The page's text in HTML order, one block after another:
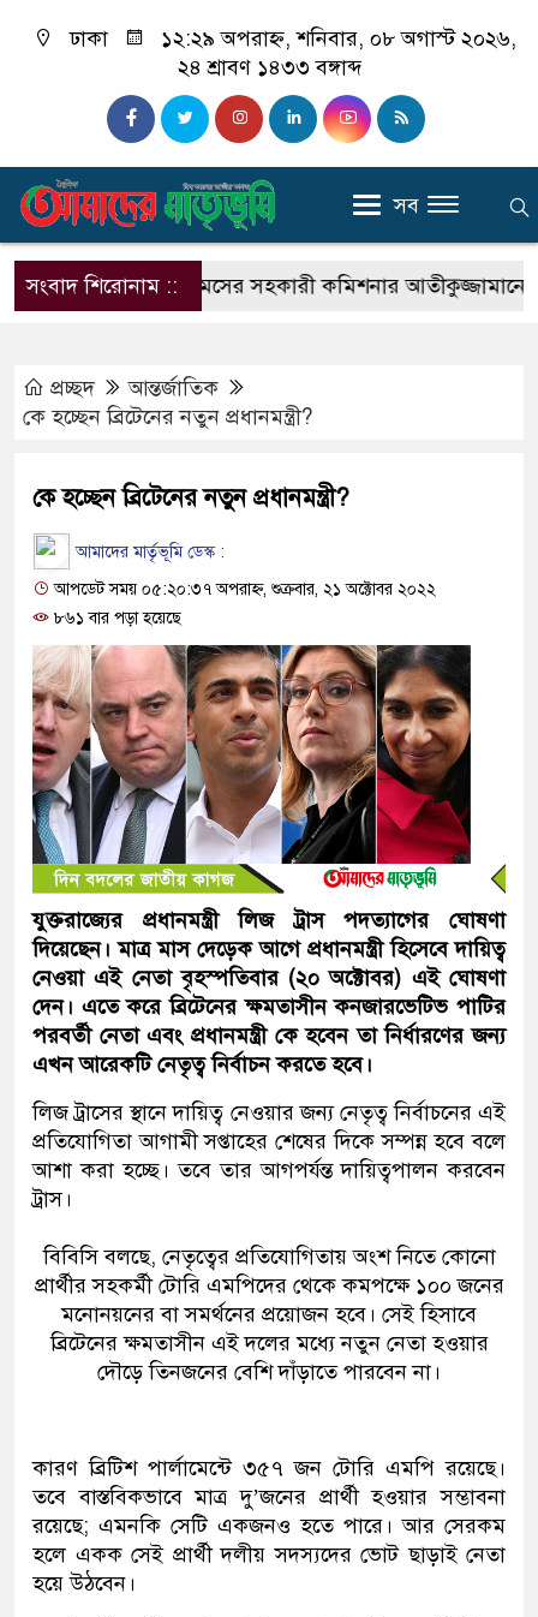
ঢাকা
১২:২৯ অপরাহ্ন, শনিবার, ০৮ অগাস্ট ২০২৬,
২৪ শ্রাবণ ১৪৩৩ বঙ্গাব্দ
সব
সংবাদ শিরোনাম ::
কাস্টমসের সহকারী কমিশনার আতীকুজ্জামানের নামে-
প্রচ্ছদ
আন্তর্জাতিক
কে হচ্ছেন ব্রিটেনের নতুন প্রধানমন্ত্রী?
কে হচ্ছেন ব্রিটেনের নতুন প্রধানমন্ত্রী?
আমাদের মার্তৃভূমি ডেস্ক :
আপডেট সময় ০৫:২০:৩৭ অপরাহ্ন, শুক্রবার, ২১ অক্টোবর ২০২২
৮৬১ বার পড়া হয়েছে
যুক্তরাজ্যের প্রধানমন্ত্রী লিজ ট্রাস পদত্যাগের ঘোষণা
দিয়েছেন। মাত্র মাস দেড়েক আগে প্রধানমন্ত্রী হিসেবে দায়িত্ব
নেওয়া এই নেতা বৃহস্পতিবার (২০ অক্টোবর) এই ঘোষণা
দেন। এতে করে ব্রিটেনের ক্ষমতাসীন কনজারভেটিভ পাটির
পরবর্তী নেতা এবং প্রধানমন্ত্রী কে হবেন তা নির্ধারণের জন্য
এখন আরেকটি নেতৃত্ব নির্বাচন করতে হবে।
লিজ ট্রাসের স্থানে দায়িত্ব নেওয়ার জন্য নেতৃত্ব নির্বাচনের এই
প্রতিযোগিতা আগামী সপ্তাহের শেষের দিকে সম্পন্ন হবে বলে
আশা করা হচ্ছে। তবে তার আগপর্যন্ত দায়িত্বপালন করবেন
ট্রাস।
বিবিসি বলছে, নেতৃত্বের প্রতিযোগিতায় অংশ নিতে কোনো
প্রার্থীর সহকর্মী টোরি এমপিদের থেকে কমপক্ষে ১০০ জনের
মনোনয়নের বা সমর্থনের প্রয়োজন হবে। সেই হিসাবে
ব্রিটেনের ক্ষমতাসীন এই দলের মধ্যে নতুন নেতা হওয়ার
দৌড়ে তিনজনের বেশি দাঁড়াতে পারবেন না।
কারণ ব্রিটিশ পার্লামেন্টে ৩৫৭ জন টোরি এমপি রয়েছে।
তবে বাস্তবিকভাবে মাত্র দু’জনের প্রার্থী হওয়ার সম্ভাবনা
রয়েছে; এমনকি সেটি একজনও হতে পারে। আর সেরকম
হলে একক সেই প্রার্থী দলীয় সদস্যদের ভোট ছাড়াই নেতা
হয়ে উঠবেন।